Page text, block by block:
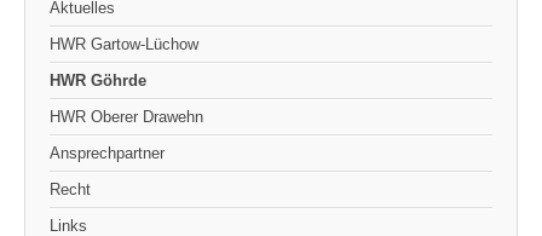
Aktuelles
HWR Gartow-Lüchow
HWR Göhrde
HWR Oberer Drawehn
Ansprechpartner
Recht
Links